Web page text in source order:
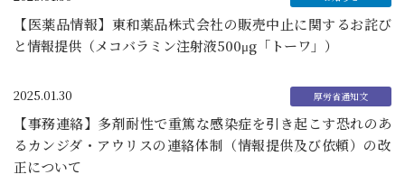
【医薬品情報】東和薬品株式会社の販売中止に関するお詫び
と情報提供（メコバラミン注射液500μg「トーワ」）
2025.01.30
【事務連絡】多剤耐性で重篤な感染症を引き起こす恐れのあ
るカンジダ・アウリスの連絡体制（情報提供及び依頼）の改
正について